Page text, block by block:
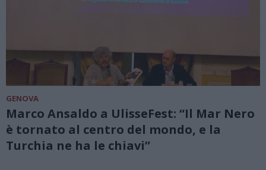
GENOVA
Marco Ansaldo a UlisseFest: “Il Mar Nero
è tornato al centro del mondo, e la
Turchia ne ha le chiavi”